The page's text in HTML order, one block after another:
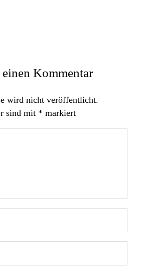
Kommentar
wird nicht veröffentlicht.
sind mit * markiert